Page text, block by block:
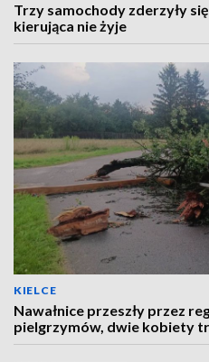
Trzy samochody zderzyły
kierująca nie żyje
KIELCE
Nawałnice przeszły przez
pielgrzymów, dwie kobiety